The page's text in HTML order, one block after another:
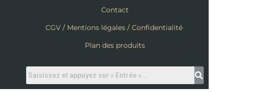
Contact
CGV / Mentions légales / Confidentialité
Plan des produits